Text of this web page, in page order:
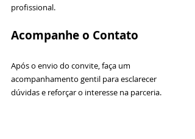
profissional.
Acompanhe o Contato
Após o envio do convite, faça um
acompanhamento gentil para esclarecer
dúvidas e reforçar o interesse na parceria.